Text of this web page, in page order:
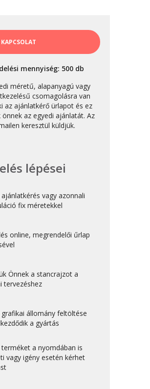
Kategóriák
március
november
október
KAPCSOLAT
mennyiség: 500 db
méretű, alapanyagú vagy
csomagolásra van
az ajánlatkérő ürlapot és ez
az egyedi ajánlatát. Az
keresztül küldjük.
lépései
ajánlatkérés vagy azonnali
fix méretekkel
online, megrendelői űrlap
Önnek a stancrajzot a
tervezéshez
grafikai állomány feltöltése
a gyártás
terméket a nyomdában is
vagy igény esetén kérhet